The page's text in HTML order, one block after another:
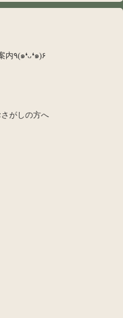
8月スタートのキャンペーンコースのご案内٩(๑❛ᴗ❛๑)۶
がしの方へ